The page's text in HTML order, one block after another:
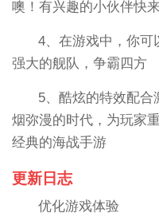
噢！有兴趣的小伙伴快
4、在游戏中，你可
强大的舰队，争霸四方
5、酷炫的特效配合
烟弥漫的时代，为玩家
经典的海战手游
更新日志
优化游戏体验